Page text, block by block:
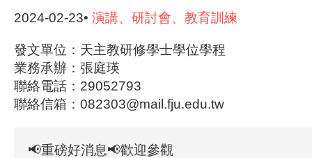
2024-02-23• 演講、研討會、教育訓練
發文單位：天主教研修學士學位學程
業務承辦：張庭瑛
聯絡電話：29052793
聯絡信箱：082303@mail.fju.edu.tw
📢重磅好消息📢歡迎參觀